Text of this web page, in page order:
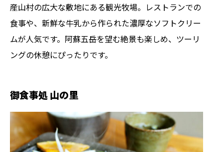
産山村の広大な敷地にある観光牧場。レストランでの
食事や、新鮮な牛乳から作られた濃厚なソフトクリー
ムが人気です。阿蘇五岳を望む絶景も楽しめ、ツーリ
ングの休憩にぴったりです。
御食事処 山の里